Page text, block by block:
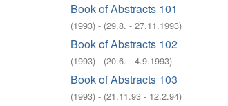
Book of Abstracts 101
(1993) - (29.8. - 27.11.1993)
Book of Abstracts 102
(1993) - (20.6. - 4.9.1993)
Book of Abstracts 103
(1993) - (21.11.93 - 12.2.94)